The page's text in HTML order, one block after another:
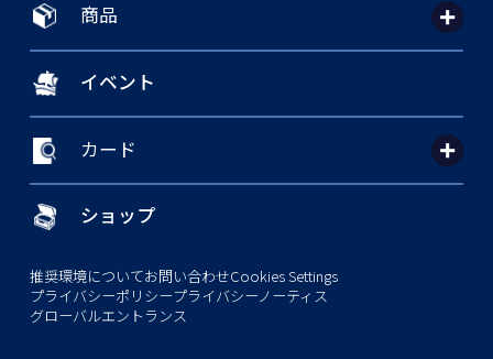
商品
イベント
カード
ショップ
推奨環境についてお問い合わせCookies Settings
プライバシーポリシープライバシーノーティス
グローバルエントランス